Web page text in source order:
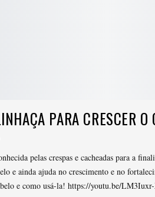
PARA CRESCER O
pelas crespas e cacheadas para a
e ainda ajuda no crescimento e no
e como usá-la! https://youtu.be/